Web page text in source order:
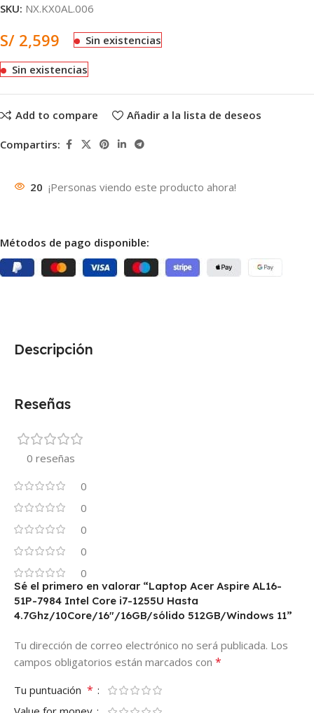
SKU: NX.KX0AL.006
S/ 2,599 Sin existencias
Sin existencias
Add to compare Añadir a la lista de deseos
Compartirs:
20 ¡Personas viendo este producto ahora!
Métodos de pago disponible:
Descripción
Reseñas
0 reseñas
0
0
0
0
0
Sé el primero en valorar “Laptop Acer Aspire AL16-
51P-7984 Intel Core i7-1255U Hasta
4.7Ghz/10Core/16″/16GB/sólido 512GB/Windows 11”
Tu dirección de correo electrónico no será publicada. Los
campos obligatorios están marcados con *
Tu puntuación *